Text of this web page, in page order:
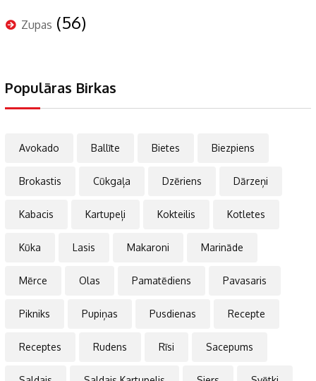
Zupas (56)
Populāras Birkas
Avokado Ballīte Bietes Biezpiens
Brokastis Cūkgaļa Dzēriens Dārzeņi
Kabacis Kartupeļi Kokteilis Kotletes
Kūka Lasis Makaroni Marināde
Mērce Olas Pamatēdiens Pavasaris
Pikniks Pupiņas Pusdienas Recepte
Receptes Rudens Rīsi Sacepums